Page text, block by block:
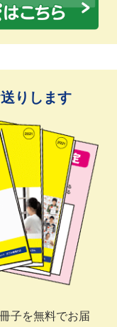
りします
子を無料でお届